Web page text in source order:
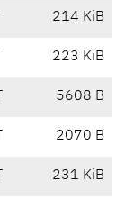
214 KiB
223 KiB
5608 B
2070 B
231 KiB